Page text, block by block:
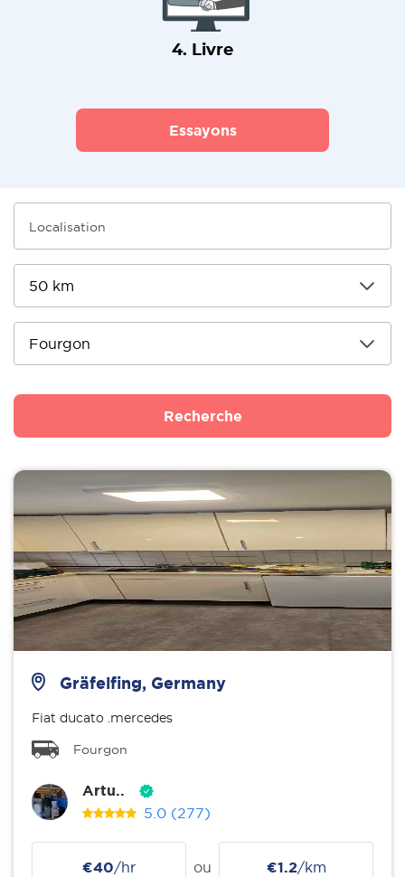
4. Livre
Essayons
Recherche
Gräfelfing, Germany
Fiat ducato .mercedes
Fourgon
Artu..
5.0 (277)
€40/hr ou €1.2/km